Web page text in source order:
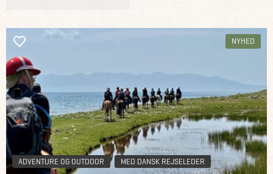
NYHED
ADVENTURE OG OUTDOOR MED DANSK REJSELEDER